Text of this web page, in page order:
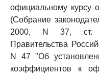
официальному курсу
(Собрание
2000, N 37, ст.
Правительства
N 47 "Об
коэффициентов к